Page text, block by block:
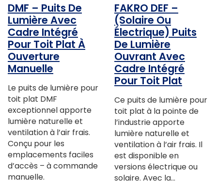
DMF – Puits De
Lumière Avec
Cadre Intégré
Pour Toit Plat À
Ouverture
Manuelle
Le puits de lumière pour
toit plat DMF
exceptionnel apporte
lumière naturelle et
ventilation à l’air frais.
Conçu pour les
emplacements faciles
d’accès – à commande
manuelle.
FAKRO DEF –
(Solaire Ou
Électrique) Puits
De Lumière
Ouvrant Avec
Cadre Intégré
Pour Toit Plat
Ce puits de lumière pour
toit plat à la pointe de
l’industrie apporte
lumière naturelle et
ventilation à l’air frais. Il
est disponible en
versions électrique ou
solaire. Avec la…